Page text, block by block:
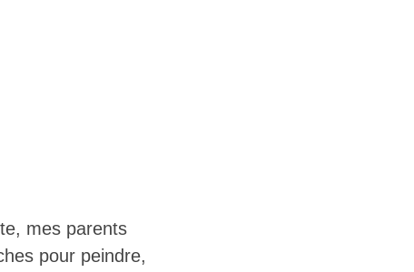
mes parents
pour peindre,